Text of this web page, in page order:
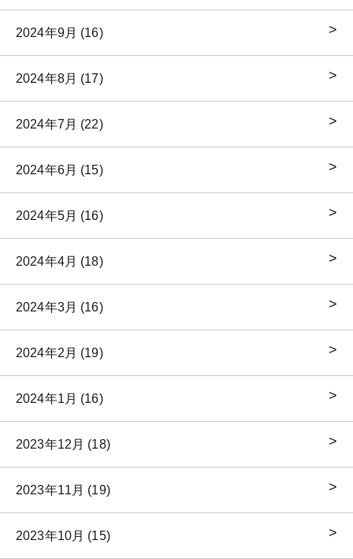
2024年9月 (16)
2024年8月 (17)
2024年7月 (22)
2024年6月 (15)
2024年5月 (16)
2024年4月 (18)
2024年3月 (16)
2024年2月 (19)
2024年1月 (16)
2023年12月 (18)
2023年11月 (19)
2023年10月 (15)